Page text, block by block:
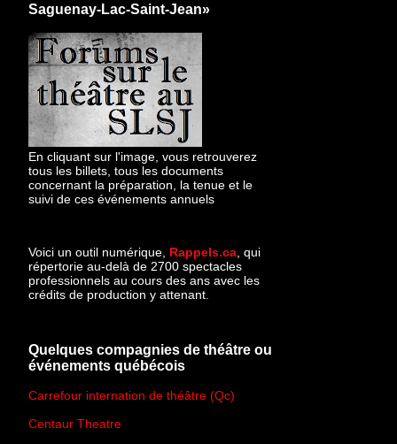
Saguenay-Lac-Saint-Jean»
En cliquant sur l'image, vous retrouverez
tous les billets, tous les documents
concernant la préparation, la tenue et le
suivi de ces événements annuels
Voici un outil numérique, Rappels.ca , qui
répertorie au-delà de 2700 spectacles
professionnels au cours des ans avec les
crédits de production y attenant.
Quelques compagnies de théâtre ou
événements québécois
Carrefour internation de théâtre (Qc)
Centaur Theatre